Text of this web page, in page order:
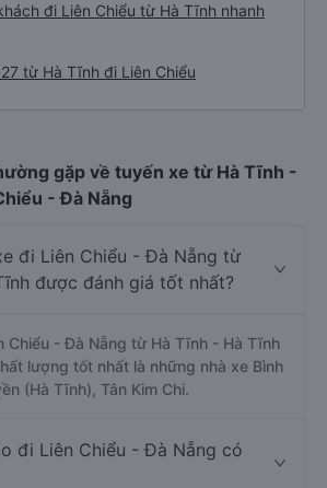
đi Liên Chiểu từ Hà Tĩnh nhanh
từ Hà Tĩnh đi Liên Chiểu
gặp về tuyến xe từ Hà Tĩnh -
- Đà Nẵng
đi Liên Chiểu - Đà Nẵng từ
được đánh giá tốt nhất?
Chiểu - Đà Nẵng từ Hà Tĩnh - Hà Tĩnh
lượng tốt nhất là những nhà xe Bình
(Hà Tĩnh), Tân Kim Chi.
đi Liên Chiểu - Đà Nẵng có